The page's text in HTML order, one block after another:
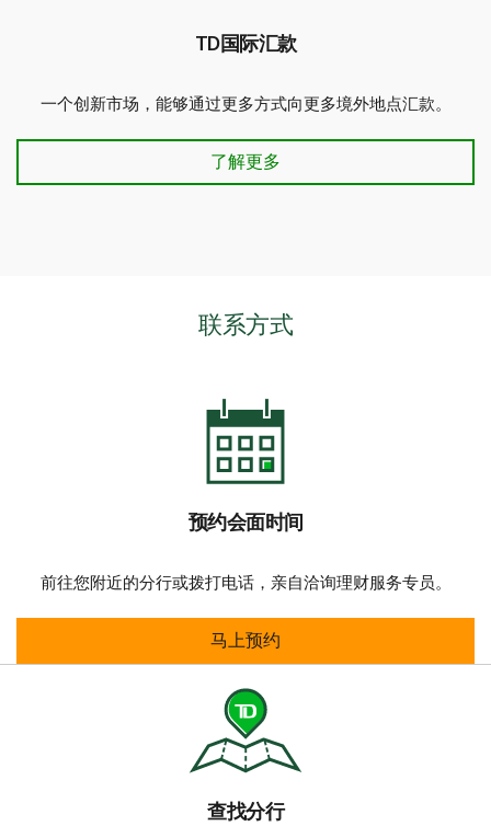
TD国际汇款
一个创新市场，能够通过更多方式向更多境外地点汇款。
了解更多
联系方式
预约会面时间
前往您附近的分行或拨打电话，亲自洽询理财服务专员。
预约会面时间
马上预约
查找分行